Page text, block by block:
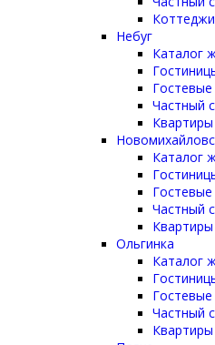
Небуг
Каталог
Частный
Квартиры
Каталог
Частный
Квартиры
Ольгинка
Каталог
Частный
Квартиры